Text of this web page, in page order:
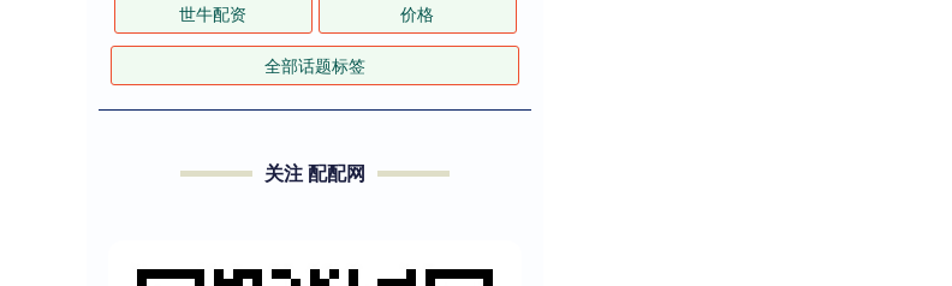
世牛配资 价格
全部话题标签
关注 配配网